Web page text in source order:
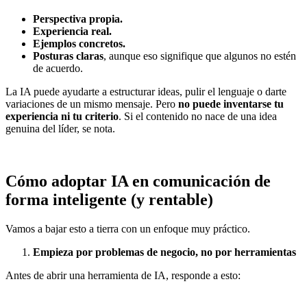
Perspectiva propia.
Experiencia real.
Ejemplos concretos.
Posturas claras, aunque eso signifique que algunos no estén
de acuerdo.
La IA puede ayudarte a estructurar ideas, pulir el lenguaje o darte
variaciones de un mismo mensaje. Pero no puede inventarse tu
experiencia ni tu criterio. Si el contenido no nace de una idea
genuina del líder, se nota.
Cómo adoptar IA en comunicación de
forma inteligente (y rentable)
Vamos a bajar esto a tierra con un enfoque muy práctico.
Empieza por problemas de negocio, no por herramientas
Antes de abrir una herramienta de IA, responde a esto: